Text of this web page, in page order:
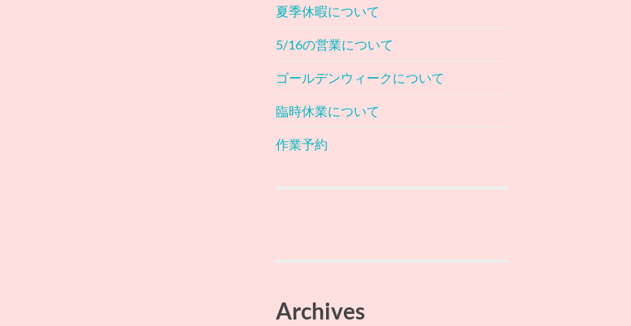
夏季休暇について
5/16の営業について
ゴールデンウィークについて
臨時休業について
作業予約
Archives